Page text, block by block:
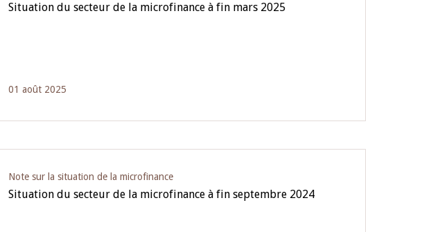
Situation du secteur de la microfinance à fin mars 2025
01 août 2025
Note sur la situation de la microfinance
Situation du secteur de la microfinance à fin septembre 2024